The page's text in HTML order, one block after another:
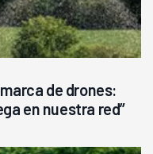
de drones:
en nuestra red”